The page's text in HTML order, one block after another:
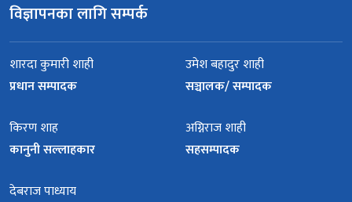
विज्ञापनका लागि सम्पर्क
शारदा कुमारी शाही
प्रधान सम्पादक
उमेश बहादुर शाही
सञ्चालक/ सम्पादक
किरण शाह
कानुनी सल्लाहकार
अग्निराज शाही
सहसम्पादक
देबराज पाध्याय